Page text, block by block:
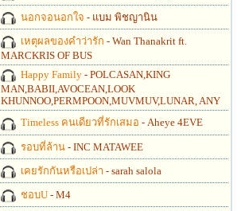
นอกจอนอกใจ - แบม พิชญานิน
เหตุผลของคำว่ารัก - Wan Thanakrit ft.
MARCKRIS OF BUS
Happy Family - POLCASAN,KING
MAN,BABII,AVOCEAN,LOOK
KHUNNOO,PERMPOON,MUVMUV,LUNAR, ANY
Timeless คนเดียวที่รักเสมอ - Aheye 4EVE
รอบที่ล้าน - INC MATAWEE
เคยรักกันหรือเปล่า - sarah salola
ชอบU - M4